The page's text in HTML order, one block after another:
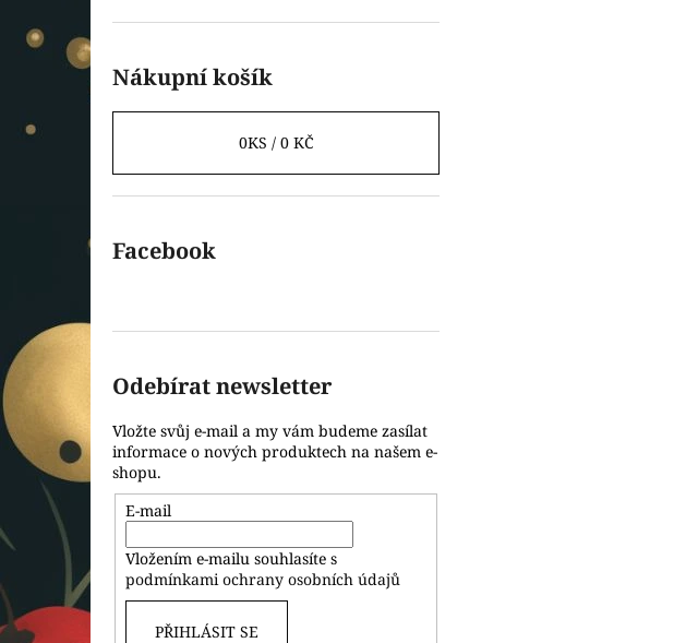
Nákupní košík
0KS / 0 KČ
Facebook
Odebírat newsletter
Vložte svůj e-mail a my vám budeme zasílat
informace o nových produktech na našem e-
shopu.
E-mail
Vložením e-mailu souhlasíte s
podmínkami ochrany osobních údajů
PŘIHLÁSIT SE